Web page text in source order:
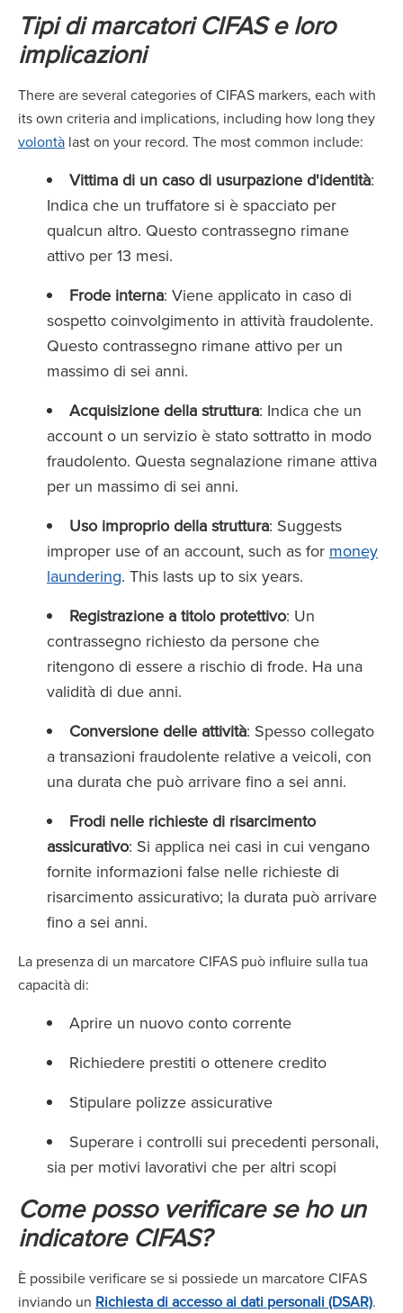
Tipi di marcatori CIFAS e loro
implicazioni
There are several categories of CIFAS markers, each with
its own criteria and implications, including how long they
volontà last on your record. The most common include:
Vittima di un caso di usurpazione d'identità:
Indica che un truffatore si è spacciato per
qualcun altro. Questo contrassegno rimane
attivo per 13 mesi.
Frode interna: Viene applicato in caso di
sospetto coinvolgimento in attività fraudolente.
Questo contrassegno rimane attivo per un
massimo di sei anni.
Acquisizione della struttura: Indica che un
account o un servizio è stato sottratto in modo
fraudolento. Questa segnalazione rimane attiva
per un massimo di sei anni.
Uso improprio della struttura: Suggests
improper use of an account, such as for money
laundering. This lasts up to six years.
Registrazione a titolo protettivo: Un
contrassegno richiesto da persone che
ritengono di essere a rischio di frode. Ha una
validità di due anni.
Conversione delle attività: Spesso collegato
a transazioni fraudolente relative a veicoli, con
una durata che può arrivare fino a sei anni.
Frodi nelle richieste di risarcimento
assicurativo: Si applica nei casi in cui vengano
fornite informazioni false nelle richieste di
risarcimento assicurativo; la durata può arrivare
fino a sei anni.
La presenza di un marcatore CIFAS può influire sulla tua
capacità di:
Aprire un nuovo conto corrente
Richiedere prestiti o ottenere credito
Stipulare polizze assicurative
Superare i controlli sui precedenti personali,
sia per motivi lavorativi che per altri scopi
Come posso verificare se ho un
indicatore CIFAS?
È possibile verificare se si possiede un marcatore CIFAS
inviando un Richiesta di accesso ai dati personali (DSAR).